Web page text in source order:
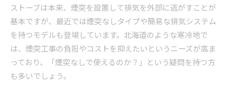
ストーブは本来、煙突を設置して排気を外部に逃がすことが
基本ですが、最近では煙突なしタイプや簡易な排気システム
を持つモデルも登場しています。北海道のような寒冷地で
は、煙突工事の負担やコストを抑えたいというニーズが高ま
っており、「煙突なしで使えるのか？」という疑問を持つ方
も多いでしょう。